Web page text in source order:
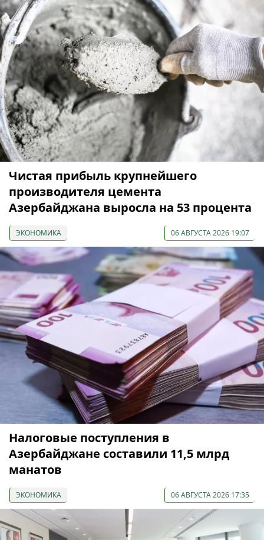
Чистая прибыль крупнейшего
производителя цемента
Азербайджана выросла на 53 процента
ЭКОНОМИКА 06 АВГУСТА 2026 19:07
Налоговые поступления в
Азербайджане составили 11,5 млрд
манатов
ЭКОНОМИКА 06 АВГУСТА 2026 17:35